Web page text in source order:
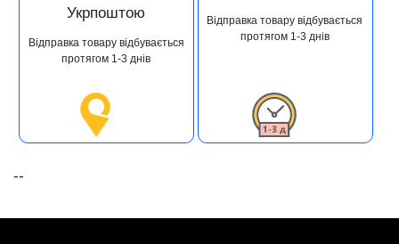
Укрпоштою
Відправка товару відбувається
протягом 1-3 днів
Відправка товару відбувається
протягом 1-3 днів
--